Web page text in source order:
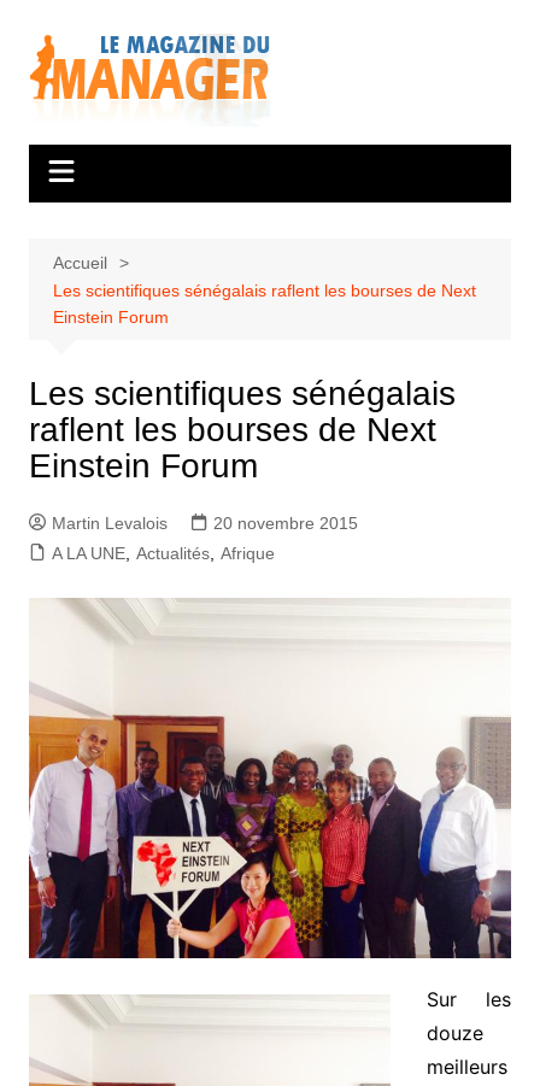
contenu
Accueil
Les scientifiques sénégalais raflent les bourses de Next
Einstein Forum
Les scientifiques sénégalais
raflent les bourses de Next
Einstein Forum
Martin Levalois
20 novembre 2015
A LA UNE, Actualités, Afrique
Sur les
douze
meilleurs